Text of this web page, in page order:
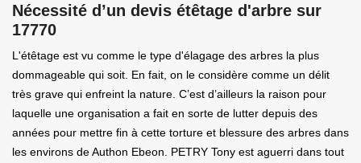
Nécessité d’un devis étêtage d'arbre sur
17770
L'étêtage est vu comme le type d'élagage des arbres la plus
dommageable qui soit. En fait, on le considère comme un délit
très grave qui enfreint la nature. C’est d’ailleurs la raison pour
laquelle une organisation a fait en sorte de lutter depuis des
années pour mettre fin à cette torture et blessure des arbres dans
les environs de Authon Ebeon. PETRY Tony est aguerri dans tout